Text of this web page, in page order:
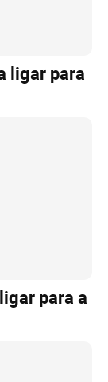
ligar para
para a